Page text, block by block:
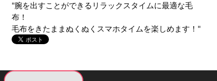
"腕を出すことができるリラックスタイムに最適な毛
布！
毛布をきたままぬくぬくスマホタイムを楽しめます！"